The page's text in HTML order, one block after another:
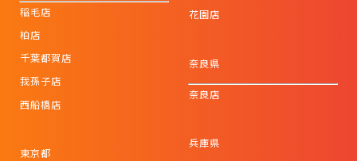
稲毛店
柏店
千葉都賀店
我孫子店
西船橋店
東京都
花園店
奈良県
奈良店
兵庫県